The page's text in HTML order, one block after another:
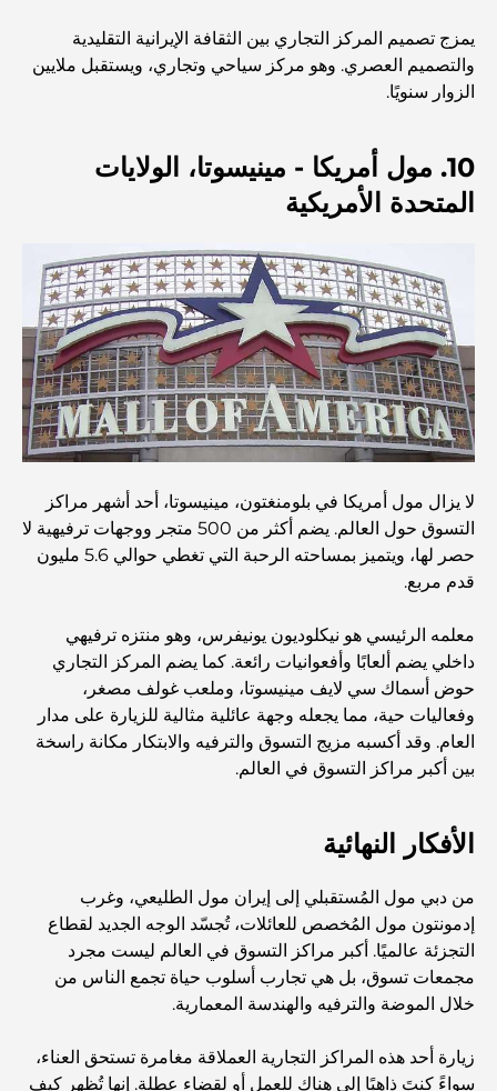
أغلى ماركات الملابس في العالم
العمارة العثمانية: إرث غني من الفن والثقافة والإمبراطورية
أغلى الطائرات الخاصة: نظرة على عالم الرفاهية في عالم
الطيران للمليارديرات
أغلى خواتم الخطوبة في العالم
المدارس الهندية في دبي: الدليل الأمثل للآباء
Exploring The Most Iconic Landmarks In Abu
Dhabi
المدارس في أبوظبي: الدليل الأمثل لأفضل مدارس العاصمة
مطاعم أبوظبي: جولة شهية في العاصمة
يشتهر مجمع مشرف مول بشكل خاص بسوقه الكبير للأطعمة
والإلكترونيات ومناطق ألعاب الأطفال، يوفر المجمع تجربة تسوق
متوازنة وغنية بالثقافة.
مراكز التسوق في أبوظبي: دليلك لأفضل أماكن التسوق في
المدينة
أفضل شواطئ أبوظبي لقضاء يوم مثالي
أفضل الجزر في أبوظبي التي يجب عليك استكشافها
يمزج تصميم المركز التجاري بين الثقافة الإيرانية التقليدية
والتصميم العصري. وهو مركز سياحي وتجاري، ويستقبل ملايين
الزوار سنويًا.
10. مول أمريكا - مينيسوتا، الولايات
المتحدة الأمريكية
لا يزال مول أمريكا في بلومنغتون، مينيسوتا، أحد أشهر مراكز
التسوق حول العالم. يضم أكثر من 500 متجر ووجهات ترفيهية لا
حصر لها، ويتميز بمساحته الرحبة التي تغطي حوالي 5.6 مليون
قدم مربع.
معلمه الرئيسي هو نيكلوديون يونيفرس، وهو منتزه ترفيهي
داخلي يضم ألعابًا وأفعوانيات رائعة. كما يضم المركز التجاري
حوض أسماك سي لايف مينيسوتا، وملعب غولف مصغر،
وفعاليات حية، مما يجعله وجهة عائلية مثالية للزيارة على مدار
العام. وقد أكسبه مزيج التسوق والترفيه والابتكار مكانة راسخة
بين أكبر مراكز التسوق في العالم.
الأفكار النهائية
من دبي مول المُستقبلي إلى إيران مول الطليعي، وغرب
إدمونتون مول المُخصص للعائلات، تُجسّد الوجه الجديد لقطاع
التجزئة عالميًا. أكبر مراكز التسوق في العالم ليست مجرد
مجمعات تسوق، بل هي تجارب أسلوب حياة تجمع الناس من
خلال الموضة والترفيه والهندسة المعمارية.
زيارة أحد هذه المراكز التجارية العملاقة مغامرة تستحق العناء،
سواءً كنتَ ذاهبًا إلى هناك للعمل أو لقضاء عطلة. إنها تُظهر كيف